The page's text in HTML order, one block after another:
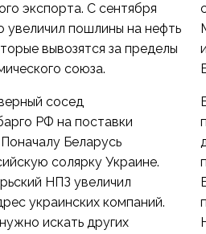
экспорта. С сентября
увеличил пошлины на нефть
вывозятся за пределы
союза.
сосед
РФ на поставки
Беларусь
солярку Украине.
НПЗ увеличил
украинских компаний.
искать других